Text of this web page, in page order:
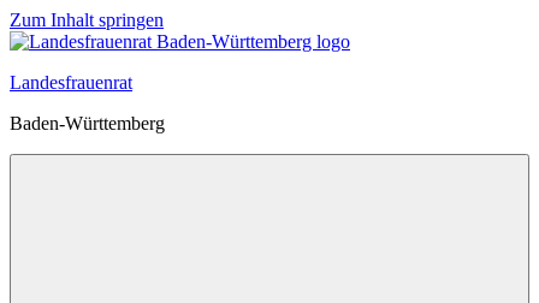
Zum Inhalt springen
Landesfrauenrat
Baden-Württemberg